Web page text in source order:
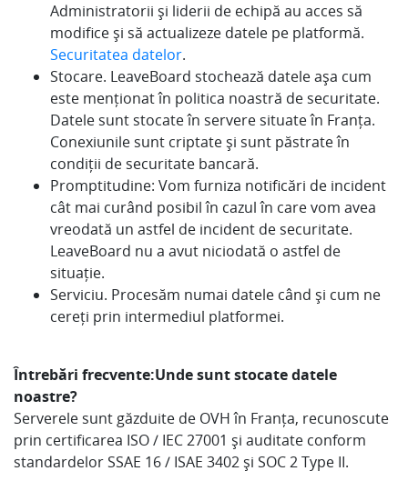
Administratorii și liderii de echipă au acces să
modifice și să actualizeze datele pe platformă.
Securitatea datelor.
Stocare. LeaveBoard stochează datele așa cum
este menționat în politica noastră de securitate.
Datele sunt stocate în servere situate în Franța.
Conexiunile sunt criptate și sunt păstrate în
condiții de securitate bancară.
Promptitudine: Vom furniza notificări de incident
cât mai curând posibil în cazul în care vom avea
vreodată un astfel de incident de securitate.
LeaveBoard nu a avut niciodată o astfel de
situație.
Serviciu. Procesăm numai datele când și cum ne
cereți prin intermediul platformei.
Întrebări frecvente:Unde sunt stocate datele
noastre?
Serverele sunt găzduite de OVH în Franța, recunoscute
prin certificarea ISO / IEC 27001 și auditate conform
standardelor SSAE 16 / ISAE 3402 și SOC 2 Type II.